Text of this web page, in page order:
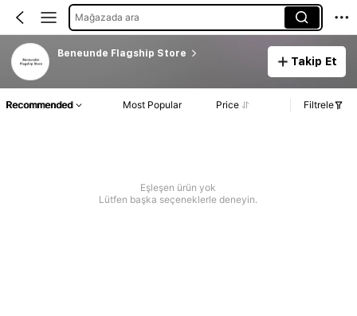
Mağazada ara
Beneunde Flagship Store
Takip Et
Recommended Most Popular Price Filtrele
Eşleşen ürün yok
Lütfen başka seçeneklerle deneyin.